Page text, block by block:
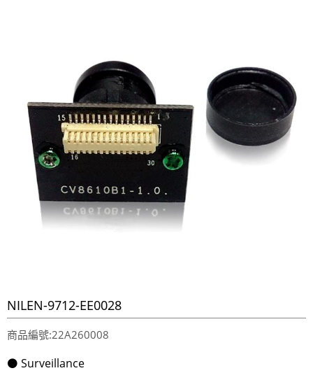
NILEN-9712-EE0028
商品編號:22A260008
⚫ Surveillance